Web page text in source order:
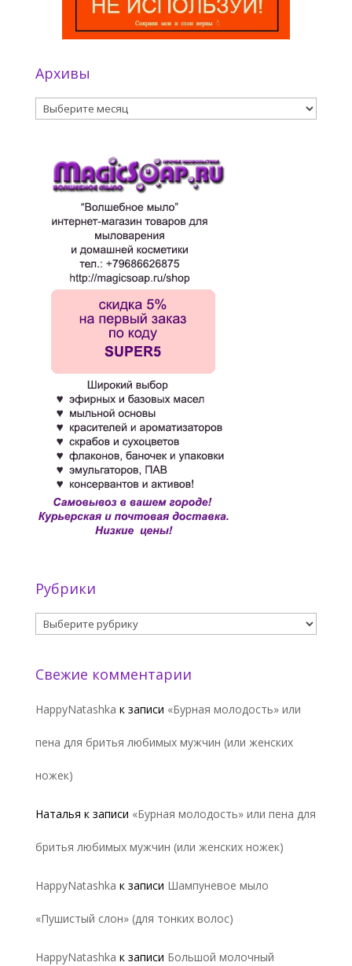
Архивы
Архивы
Рубрики
Рубрики
Свежие комментарии
HappyNatashka к записи «Бурная молодость» или
пена для бритья любимых мужчин (или женских
ножек)
Наталья к записи «Бурная молодость» или пена для
бритья любимых мужчин (или женских ножек)
HappyNatashka к записи Шампуневое мыло
«Пушистый слон» (для тонких волос)
HappyNatashka к записи Большой молочный